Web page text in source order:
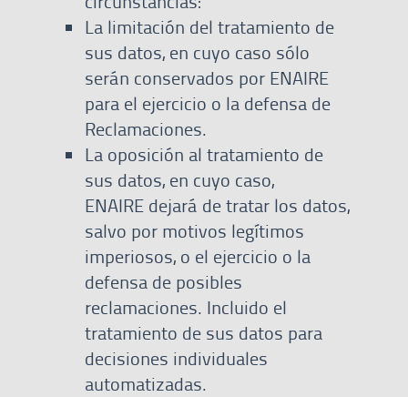
La limitación del tratamiento de
sus datos, en cuyo caso sólo
serán conservados por ENAIRE
para el ejercicio o la defensa de
Reclamaciones.
La oposición al tratamiento de
sus datos, en cuyo caso,
ENAIRE dejará de tratar los datos,
salvo por motivos legítimos
imperiosos, o el ejercicio o la
defensa de posibles
reclamaciones. Incluido el
tratamiento de sus datos para
decisiones individuales
automatizadas.